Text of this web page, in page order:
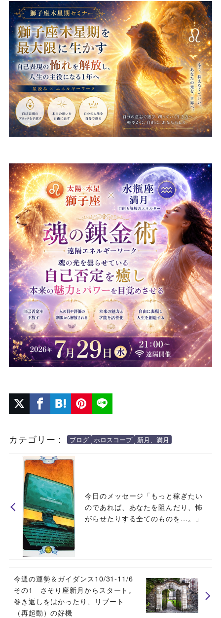
カテゴリー： ブログ ホロスコープ 新月、満月
今日のメッセージ「もっと稼ぎたい
のであれば、あなたを阻んだり、怖
がらせたりする全てのものを…。」
今週の運勢＆ガイダンス10/31-11/6
その1 さそり座新月からスタート。
巻き返しをはかったり、リブート
（再起動）の好機